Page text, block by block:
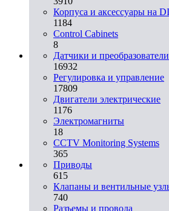
Корпуса и аксессуары на
1184
Control Cabinets
8
Датчики и преобразователи
16932
Регулировка и управление
17809
Двигатели электрические
1176
Электромагниты
18
CCTV Monitoring Systems
365
Приводы
615
Клапаны и вентильные
740
Разъемы и провода